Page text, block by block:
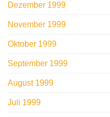
Dezember 1999
November 1999
Oktober 1999
September 1999
August 1999
Juli 1999